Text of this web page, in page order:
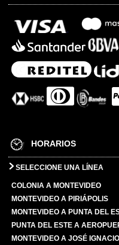
HORARIOS
SELECCIONE UNA LÍNEA
COLONIA A MONTEVIDEO
MONTEVIDEO A PIRIÁPOLIS
MONTEVIDEO A PUNTA DEL
PUNTA DEL ESTE A
MONTEVIDEO A JOSÉ IGNACIO